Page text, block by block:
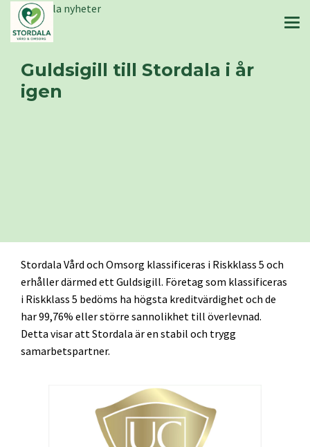
Stordala nyheter
Guldsigill till Stordala i år
igen
Stordala Vård och Omsorg klassificeras i Riskklass 5 och
erhåller därmed ett Guldsigill. Företag som klassificeras
i Riskklass 5 bedöms ha högsta kreditvärdighet och de
har 99,76% eller större sannolikhet till överlevnad.
Detta visar att Stordala är en stabil och trygg
samarbetspartner.